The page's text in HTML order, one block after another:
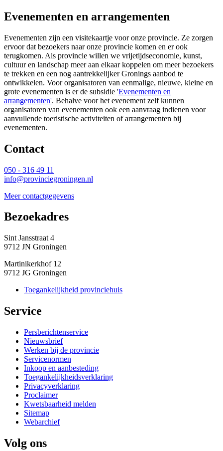
Evenementen en arrangementen
Evenementen zijn een visitekaartje voor onze provincie. Ze zorgen
ervoor dat bezoekers naar onze provincie komen en er ook
terugkomen. Als provincie willen we vrijetijdseconomie, kunst,
cultuur en landschap meer aan elkaar koppelen om meer bezoekers
te trekken en een nog aantrekkelijker Gronings aanbod te
ontwikkelen. Voor organisatoren van eenmalige, nieuwe, kleine en
grote evenementen is er de subsidie 'Evenementen en
arrangementen'. Behalve voor het evenement zelf kunnen
organisatoren van evenementen ook een aanvraag indienen voor
aanvullende toeristische activiteiten of arrangementen bij
evenementen.
Contact
050 - 316 49 11
info@provinciegroningen.nl
Meer contactgegevens
Bezoekadres
Sint Jansstraat 4
9712 JN Groningen
Martinikerkhof 12
9712 JG Groningen
Toegankelijkheid provinciehuis
Service
Persberichtenservice
Nieuwsbrief
Werken bij de provincie
Servicenormen
Inkoop en aanbesteding
Toegankelijkheidsverklaring
Privacyverklaring
Proclaimer
Kwetsbaarheid melden
Sitemap
Webarchief
Volg ons